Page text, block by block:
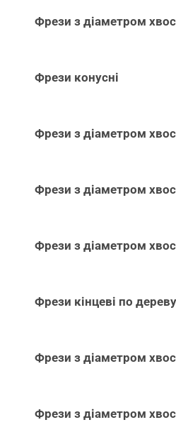
Фрези з діаметром
Фрези конусні
Фрези з діаметром
Фрези з діаметром
Фрези з діаметром
Фрези кінцеві по дереву
Фрези з діаметром
Фрези з діаметром